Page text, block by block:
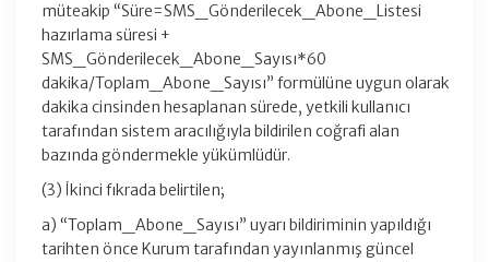
müteakip “Süre=SMS_Gönderilecek_Abone_Listesi
hazırlama süresi +
SMS_Gönderilecek_Abone_Sayısı*60
dakika/Toplam_Abone_Sayısı” formülüne uygun olarak
dakika cinsinden hesaplanan sürede, yetkili kullanıcı
tarafından sistem aracılığıyla bildirilen coğrafi alan
bazında göndermekle yükümlüdür.
(3) İkinci fıkrada belirtilen;
a) “Toplam_Abone_Sayısı” uyarı bildiriminin yapıldığı
tarihten önce Kurum tarafından yayınlanmış güncel